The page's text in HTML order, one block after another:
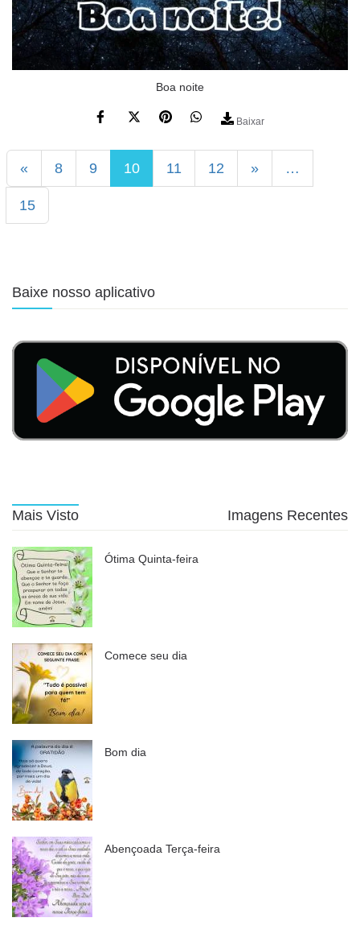
Boa noite
Baixar
« 8 9 10 11 12 » …
15
Baixe nosso aplicativo
Mais Visto Imagens Recentes
Ótima Quinta-feira
Comece seu dia
Bom dia
Abençoada Terça-feira